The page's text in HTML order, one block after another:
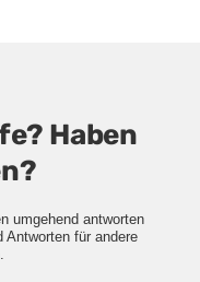
Haben
umgehend antworten
Antworten für andere